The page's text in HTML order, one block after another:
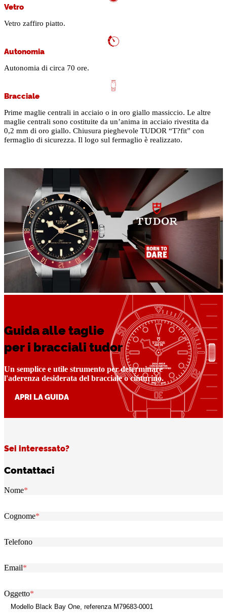
Vetro
Vetro zaffiro piatto.
Autonomia
Autonomia di circa 70 ore.
Bracciale
Prime maglie centrali in acciaio o in oro giallo massiccio. Le altre
maglie centrali sono costituite da un’anima in acciaio rivestita da
0,2 mm di oro giallo. Chiusura pieghevole TUDOR “T?fit” con
fermaglio di sicurezza. Il logo sul fermaglio è realizzato.
Guida alle taglie
per i bracciali tudor
Un semplice e utile strumento per determinare
l'aderenza desiderata del bracciale o cinturino.
APRI LA GUIDA
Sei interessato?
Contattaci
Nome*
Cognome*
Telefono
Email*
Oggetto*